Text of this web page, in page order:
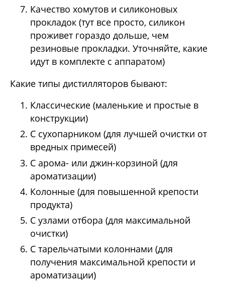
Качество хомутов и силиконовых
прокладок (тут все просто, силикон
проживет гораздо дольше, чем
резиновые прокладки. Уточняйте, какие
идут в комплекте с аппаратом)
Какие типы дистилляторов бывают:
Классические (маленькие и простые в
конструкции)
С сухопарником (для лучшей очистки от
вредных примесей)
С арома- или джин-корзиной (для
ароматизации)
Колонные (для повышенной крепости
продукта)
С узлами отбора (для максимальной
очистки)
С тарельчатыми колоннами (для
получения максимальной крепости и
ароматизации)